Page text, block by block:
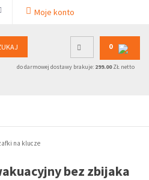
Moje konto
0
do darmowej dostawy brakuje: 299.00ZŁ netto
na klucze
bez zbijaka